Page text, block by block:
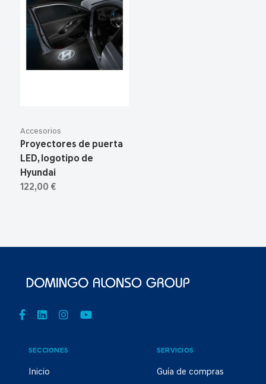
Accesorios
Proyectores de puerta
LED, logotipo de
Hyundai
122,00 €
SECCIONES
Inicio
SERVICIOS
Guía de compras